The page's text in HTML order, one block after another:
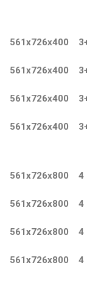
561x726x400
561x726x400
561x726x400
561x726x400
561x726x800 4
561x726x800 4
561x726x800 4
561x726x800 4